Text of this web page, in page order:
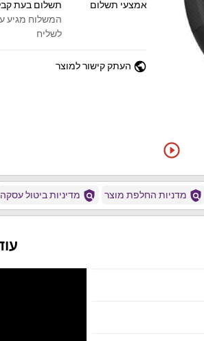
play_circle_outline
אמצעי תשלום
תשלום בעת
המשלוח מגיע
לשליח
public העתק קישור למוצר
policy מדניות החלפת מוצר policy מדיניות ביטול עסקה